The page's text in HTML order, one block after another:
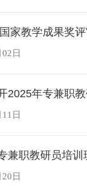
家教学成果奖
日
2025年专兼职
日
兼职教研员培
日